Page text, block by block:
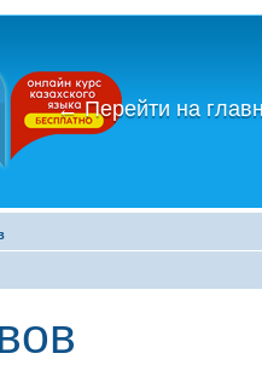
←Перейти на